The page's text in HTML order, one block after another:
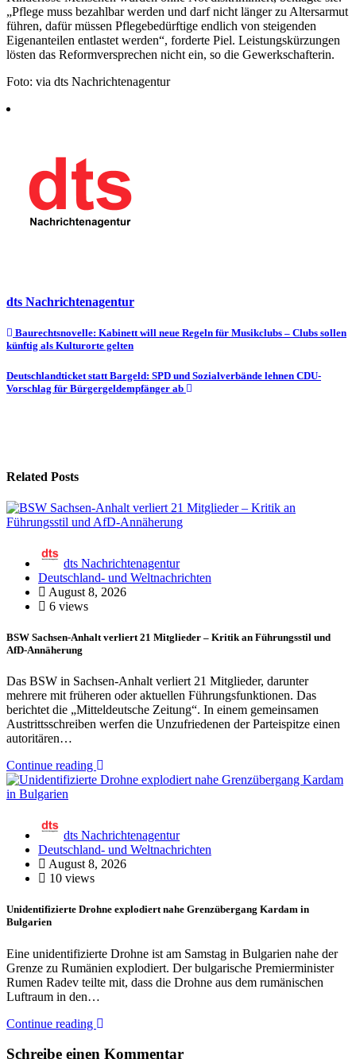
„Pflege muss bezahlbar werden und darf nicht länger zu Altersarmut
führen, dafür müssen Pflegebedürftige endlich von steigenden
Eigenanteilen entlastet werden“, forderte Piel. Leistungskürzungen
lösten das Reformversprechen nicht ein, so die Gewerkschafterin.
Foto: via dts Nachrichtenagentur
dts Nachrichtenagentur
Beitragsnavigation
Baurechtsnovelle: Kabinett will neue Regeln für Musikclubs – Clubs sollen
künftig als Kulturorte gelten
Deutschlandticket statt Bargeld: SPD und Sozialverbände lehnen CDU-
Vorschlag für Bürgergeldempfänger ab
Related Posts
dts Nachrichtenagentur
Deutschland- und Weltnachrichten
August 8, 2026
6 views
BSW Sachsen-Anhalt verliert 21 Mitglieder – Kritik an Führungsstil und
AfD-Annäherung
Das BSW in Sachsen-Anhalt verliert 21 Mitglieder, darunter
mehrere mit früheren oder aktuellen Führungsfunktionen. Das
berichtet die „Mitteldeutsche Zeitung“. In einem gemeinsamen
Austrittsschreiben werfen die Unzufriedenen der Parteispitze einen
autoritären…
Continue reading
dts Nachrichtenagentur
Deutschland- und Weltnachrichten
August 8, 2026
10 views
Unidentifizierte Drohne explodiert nahe Grenzübergang Kardam in
Bulgarien
Eine unidentifizierte Drohne ist am Samstag in Bulgarien nahe der
Grenze zu Rumänien explodiert. Der bulgarische Premierminister
Rumen Radev teilte mit, dass die Drohne aus dem rumänischen
Luftraum in den…
Continue reading
Schreibe einen Kommentar